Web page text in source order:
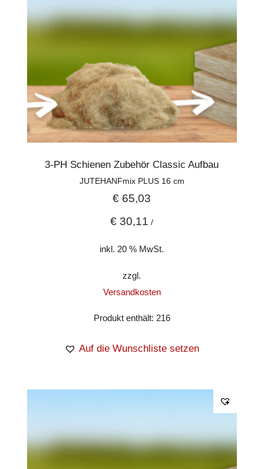
3-PH Schienen Zubehör Classic Aufbau
JUTEHANFmix PLUS 16 cm
€ 65,03
€ 30,11 /
inkl. 20 % MwSt.
zzgl.
Versandkosten
Produkt enthält: 216
Auf die Wunschliste setzen